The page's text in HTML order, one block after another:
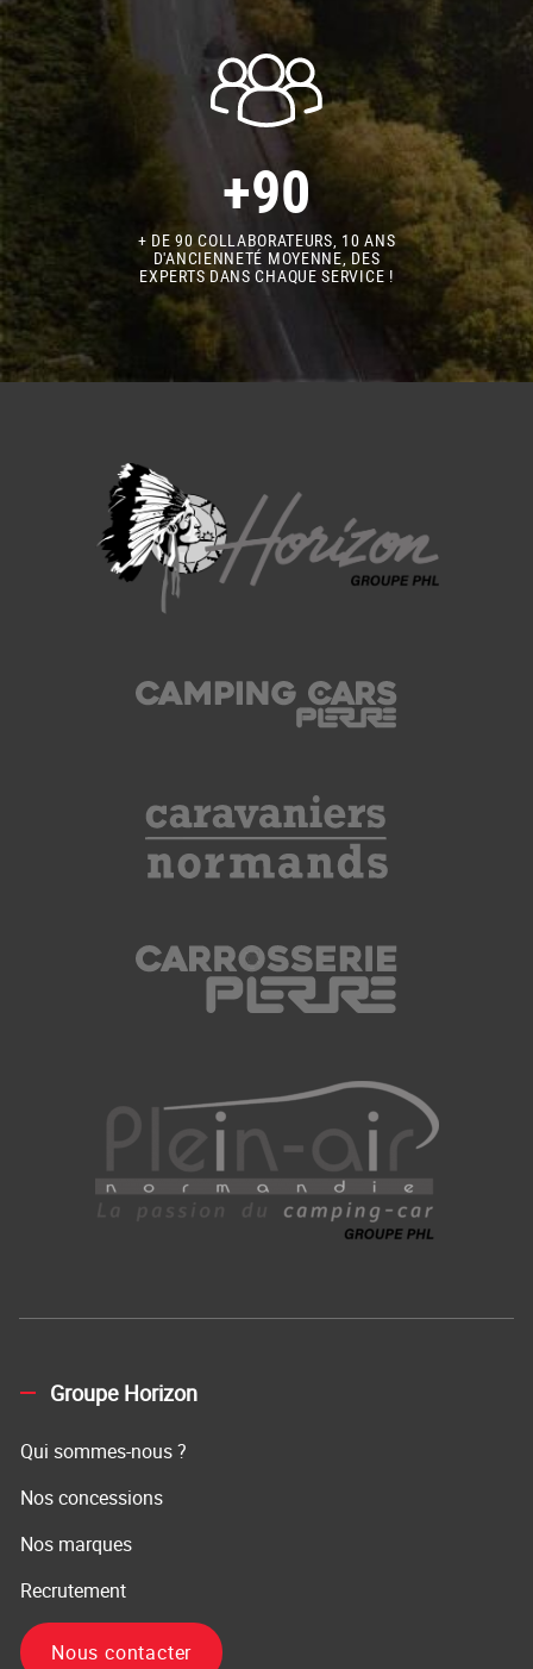
+90
+ DE 90 COLLABORATEURS, 10 ANS
D'ANCIENNETÉ MOYENNE, DES
EXPERTS DANS CHAQUE SERVICE !
Groupe Horizon
Qui sommes-nous ?
Nos concessions
Nos marques
Recrutement
Nous contacter